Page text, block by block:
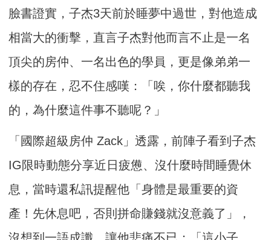
臉書證實，子杰3天前於睡夢中過世，對他造成
相當大的衝擊，直言子杰對他而言不止是一名
頂尖的房仲、一名出色的學員，更是像弟弟一
樣的存在，忍不住感嘆：「唉，你什麼都聽我
的，為什麼這件事不聽呢？」
「國際超級房仲 Zack」透露，前陣子看到子杰
IG限時動態分享近日疲憊、沒什麼時間睡覺休
息，當時還私訊提醒他「身體是最重要的資
產！先休息吧，否則拼命賺錢就沒意義了」，